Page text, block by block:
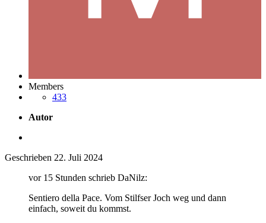
Members
433
Autor
Geschrieben 22. Juli 2024
vor 15 Stunden schrieb DaNilz:
Sentiero della Pace. Vom Stilfser Joch weg und dann
einfach, soweit du kommst.